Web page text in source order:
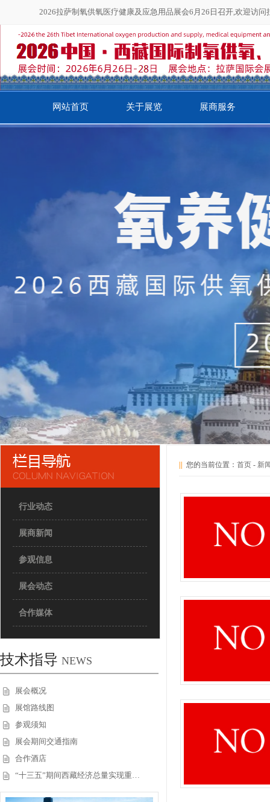
2026拉萨制氧供氧医疗健康及应急用品展会6月26日召开,欢迎访
网站首页 关于展览 展商服务
行业动态
展商新闻
参观信息
展会动态
合作媒体
技术指导 NEWS
展会概况
展馆路线图
参观须知
展会期间交通指南
合作酒店
“十三五”期间西藏经济总量实现重…
您的当前位置： 首页 - 新